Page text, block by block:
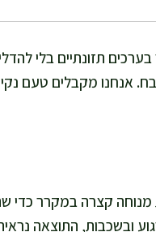
תזונתיים בלי
אנחנו מקבלים טעם
בערך 15 דקות חיתוך והכנה, ועוד 10 דקות
ובשכבות, התוצאה